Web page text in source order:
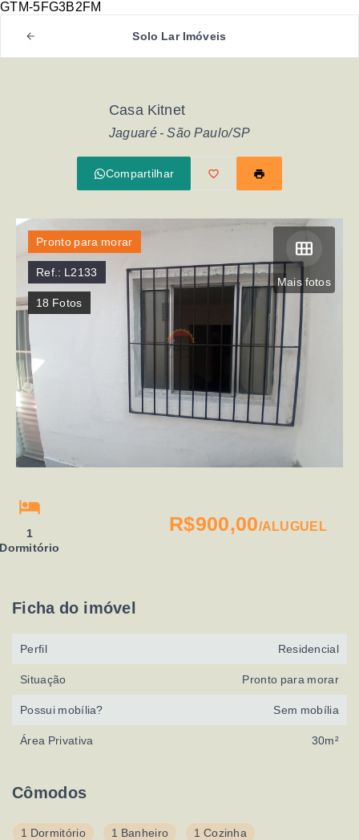
GTM-5FG3B2FM
Solo Lar Imóveis
Casa Kitnet
Jaguaré - São Paulo/SP
Compartilhar
Mais fotos
Pronto para morar
Ref.: L2133
18 Fotos
1
Dormitório
R$900,00/ALUGUEL
Cômodos
1 Dormitório 1 Banheiro 1 Cozinha
Ficha do imóvel
Perfil Residencial
Situação Pronto para morar
Possui mobília? Sem mobília
Área Privativa 30m²